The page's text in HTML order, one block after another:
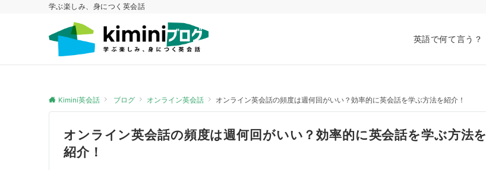
学ぶ楽しみ、身につく英会話
英語で何て言う？
Kimini英会話 ブログ オンライン英会話 オンライン英会話の頻度は週何回がいい？効率的に英会話を学ぶ方法を紹介！
オンライン英会話の頻度は週何回がいい？効率的に英会話を学ぶ方法を
紹介！